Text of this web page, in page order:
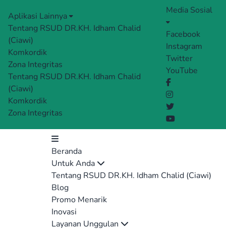
Aplikasi Lainnya
Tentang RSUD DR.KH. Idham Chalid
(Ciawi)
Komkordik
Zona Integritas
Tentang RSUD DR.KH. Idham Chalid
(Ciawi)
Komkordik
Zona Integritas
Media Sosial
Facebook
Instagram
Twitter
YouTube
Beranda
Untuk Anda
Tentang RSUD DR.KH. Idham Chalid (Ciawi)
Blog
Promo Menarik
Inovasi
Layanan Unggulan